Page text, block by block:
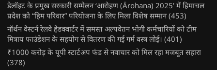
डेलॉइट के प्रमुख सरकारी सम्मेलन ‘आरोहण (Ārohaṇa) 2025’ में हिमाचल
प्रदेश को “हिम परिवार” परियोजना के लिए मिला विशेष सम्मान (453)
नॉर्थन वेस्टर्न रेलवे हेडक्वार्टर में समस्त अल्पवेतन भोगी कर्मचारियों को टीम
मित्राय फाउंडेशन के सहयोग से वितरण की गई गर्म वस्त्र लोई। (401)
₹1000 करोड़ के यूपी स्टार्टअप फंड से नवाचार को मिल रहा मजबूत सहारा
(378)